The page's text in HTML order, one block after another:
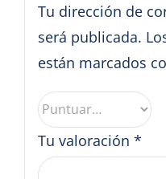
Tu dirección de
será publicada.
están marcados
Tu valoración *